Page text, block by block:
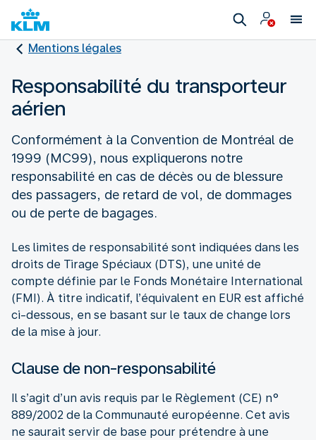
Mentions légales
Responsabilité du transporteur
aérien
Conformément à la Convention de Montréal de
1999 (MC99), nous expliquerons notre
responsabilité en cas de décès ou de blessure
des passagers, de retard de vol, de dommages
ou de perte de bagages.
Les limites de responsabilité sont indiquées dans les
droits de Tirage Spéciaux (DTS), une unité de
compte définie par le Fonds Monétaire International
(FMI). À titre indicatif, l’équivalent en EUR est affiché
ci-dessous, en se basant sur le taux de change lors
de la mise à jour.
Clause de non-responsabilité
Il s’agit d’un avis requis par le Règlement (CE) n°
889/2002 de la Communauté européenne. Cet avis
ne saurait servir de base pour prétendre à une